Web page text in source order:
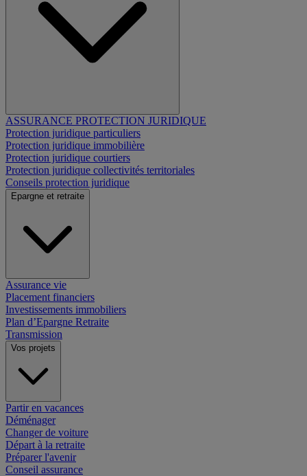
ASSURANCE PROTECTION JURIDIQUE
Protection juridique particuliers
Protection juridique immobilière
Protection juridique courtiers
Protection juridique collectivités territoriales
Conseils protection juridique
Epargne et retraite
Assurance vie
Placement financiers
Investissements immobiliers
Plan d’Epargne Retraite
Transmission
Vos projets
Partir en vacances
Déménager
Changer de voiture
Départ à la retraite
Préparer l'avenir
Conseil assurance